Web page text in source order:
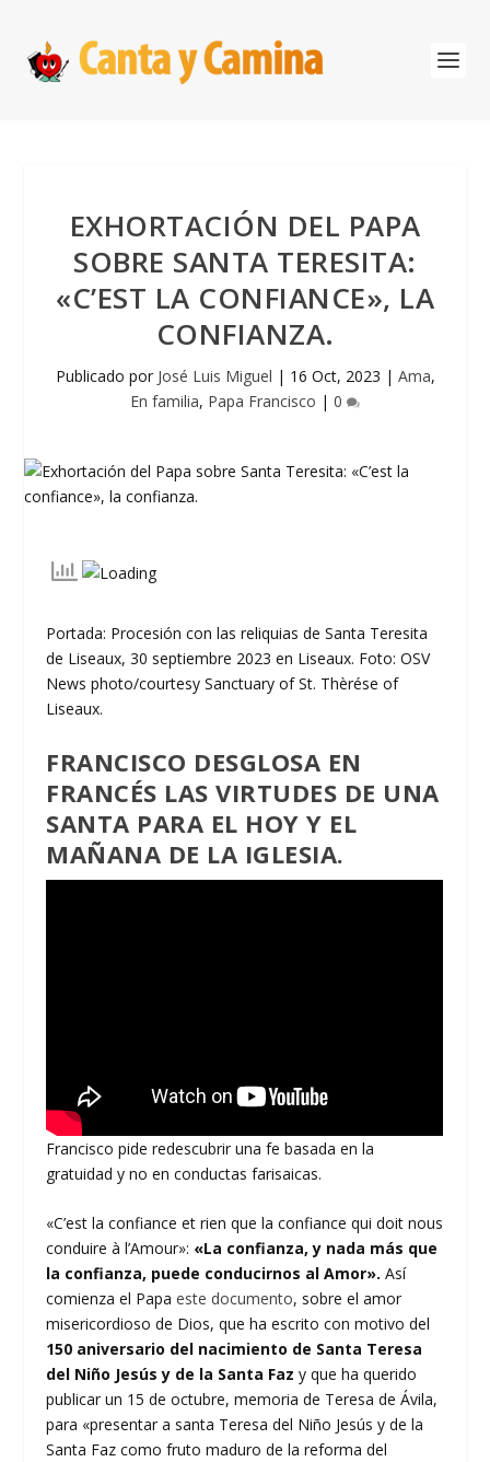
EXHORTACIÓN DEL PAPA
SOBRE SANTA TERESITA:
«C’EST LA CONFIANCE», LA
CONFIANZA.
Publicado por José Luis Miguel | 16 Oct, 2023 | Ama,
En familia, Papa Francisco | 0
Portada: Procesión con las reliquias de Santa Teresita
de Liseaux, 30 septiembre 2023 en Liseaux. Foto: OSV
News photo/courtesy Sanctuary of St. Thèrése of
Liseaux.
FRANCISCO DESGLOSA EN
FRANCÉS LAS VIRTUDES DE UNA
SANTA PARA EL HOY Y EL
MAÑANA DE LA IGLESIA.
Francisco pide redescubrir una fe basada en la
gratuidad y no en conductas farisaicas.
«C’est la confiance et rien que la confiance qui doit nous
conduire à l’Amour»: «La confianza, y nada más que
la confianza, puede conducirnos al Amor».Así
comienza el Papaeste documento, sobre el amor
misericordioso de Dios, que ha escrito con motivo del
150 aniversario del nacimiento de Santa Teresa
del Niño Jesús y de la Santa Fazy que ha querido
publicar un 15 de octubre, memoria de Teresa de Ávila,
para «presentar a santa Teresa del Niño Jesús y de la
Santa Faz como fruto maduro de la reforma del